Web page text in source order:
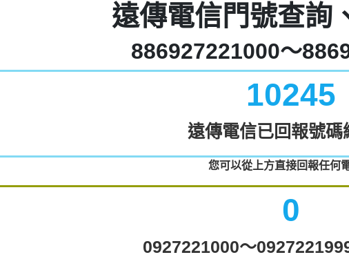
遠傳電信門號查詢
886927221000～
10245
遠傳電信已回報號碼
您可以從上方直接回報任何
0
0927221000～